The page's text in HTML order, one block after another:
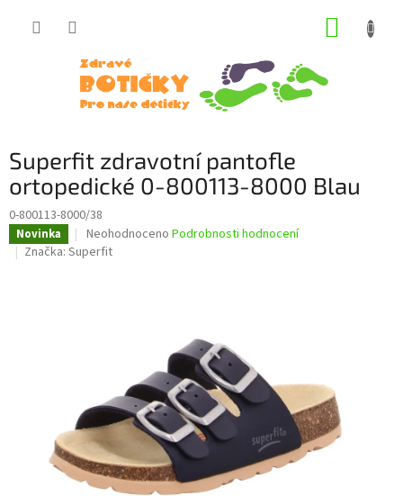
Superfit zdravotní pantofle
ortopedické 0-800113-8000 Blau
0-800113-8000/38
Novinka
Průměrné
hodnocení
Neohodnoceno Podrobnosti hodnocení
Značka: Superfit